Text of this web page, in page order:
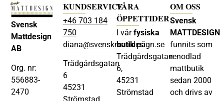
Svensk
Mattdesign
AB
Org. nr:
556883-
2470
KUNDSERVICE
+46 703 184
750
diana@svenskmattdesign.se
Trädgårdsgatan
6
45231
VÅRA
ÖPPETTIDER
I vårfysiska
butikpå
Trädgårdsgatan
6,
45231
Strömstad
OM OSS
Svensk
MATTDESIGN
funnits som
renodlad
mattbutik
sedan 2000
och drivs av